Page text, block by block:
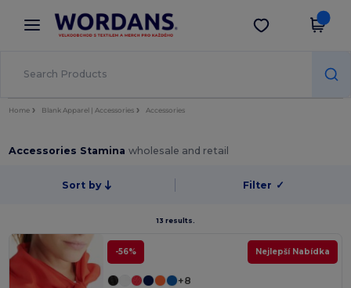
× Aplikace Wordans
Lepší ceny v aplikaci!
Stáhnout app
Home Blank Apparel | Accessories Accessories
Accessories Staminawholesale and retail
Sort by Filter ✓
13 results.
-56% Nejlepší Nabídka
+8